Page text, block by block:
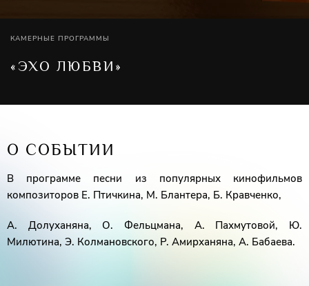
КАМЕРНЫЕ ПРОГРАММЫ
«ЭХО ЛЮБВИ»
О СОБЫТИИ
В программе песни из популярных кинофильмов
композиторов Е. Птичкина, М. Блантера, Б. Кравченко,
А. Долуханяна, О. Фельцмана, А. Пахмутовой, Ю.
Милютина, Э. Колмановского, Р. Амирханяна, А. Бабаева.